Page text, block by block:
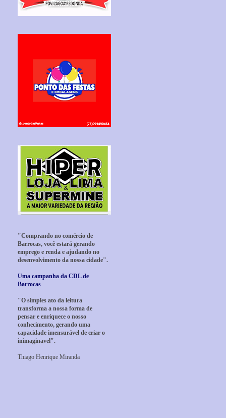
"Comprando no comércio de
Barrocas, você estará gerando
emprego e renda e ajudando no
desenvolvimento da nossa cidade".
Uma campanha da CDL de
Barrocas
"O simples ato da leitura
transforma a nossa forma de
pensar e enriquece o nosso
conhecimento, gerando uma
capacidade imensurável de criar o
inimaginavel".
Thiago Henrique Miranda